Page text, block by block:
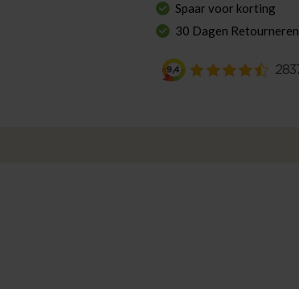
Spaar voor korting
30 Dagen Retourneren